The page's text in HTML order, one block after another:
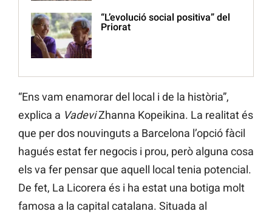
“L’evolució social positiva” del
Priorat
“Ens vam enamorar del local i de la història”,
explica a VadeviZhanna Kopeikina. La realitat és
que per dos nouvinguts a Barcelona l’opció fàcil
hagués estat fer negocis i prou, però alguna cosa
els va fer pensar que aquell local tenia potencial.
De fet, La Licorera és i ha estat una botiga molt
famosa a la capital catalana. Situada al